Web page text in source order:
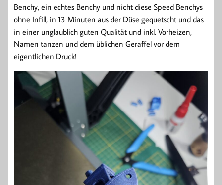
Benchy, ein echtes Benchy und nicht diese Speed Benchys
ohne Infill, in 13 Minuten aus der Düse gequetscht und das
in einer unglaublich guten Qualität und inkl. Vorheizen,
Namen tanzen und dem üblichen Geraffel vor dem
eigentlichen Druck!